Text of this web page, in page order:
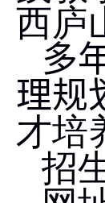
西庐
多
理规
才培
招